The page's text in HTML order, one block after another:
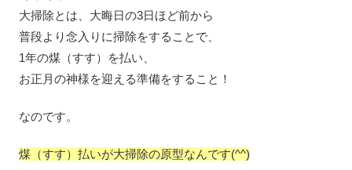
大掃除とは、大晦日の3日ほど前から
普段より念入りに掃除をすることで、
1年の煤（すす）を払い、
お正月の神様を迎える準備をすること！
なのです。
煤（すす）払いが大掃除の原型なんです(^^)